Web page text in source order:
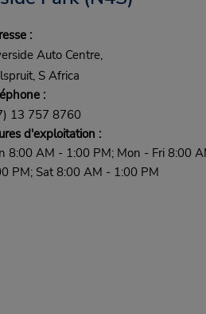
:
Auto Centre,
S Africa
:
13 757 8760
d'exploitation :
8:00 AM - 1:00 PM; Mon - Fri 8:00
PM; Sat 8:00 AM - 1:00 PM